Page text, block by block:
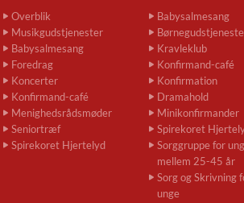
Overblik
Musikgudstjenester
Babysalmesang
Foredrag
Koncerter
Konfirmand-café
Menighedsrådsmøder
Seniortræf
Spirekoret Hjertelyd
Babysalmesang
Børnegudstjeneste
Kravleklub
Konfirmand-café
Konfirmation
Dramahold
Minikonfirmander
Spirekoret
Sorggruppe for
mellem 25-45 år
Sorg og Skrivning
unge